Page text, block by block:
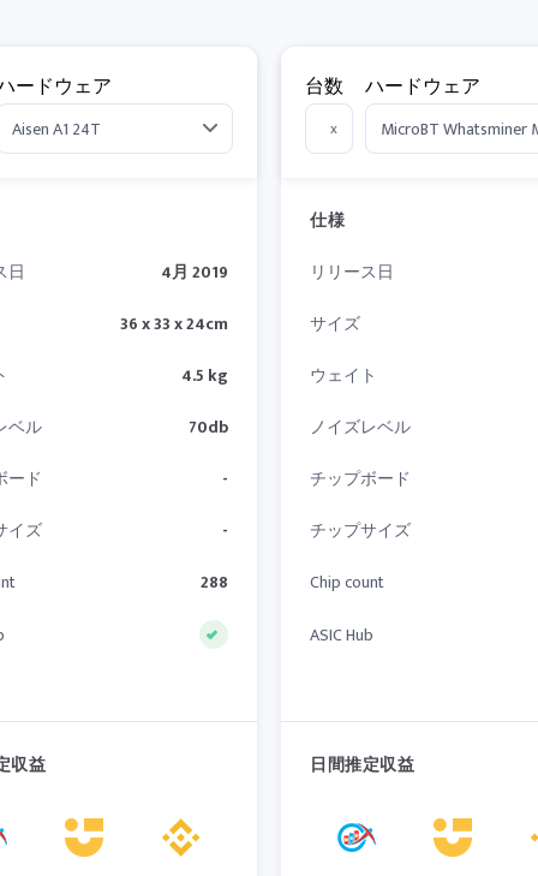
ードウェア
日
4月 2019
36 x 33 x 24cm
4.5 kg
ベル
70db
ード
-
イズ
-
288
収益
台数
x
ハードウェア
仕様
リリース日
サイズ
ウェイト
ノイズレベル
チップボード
チップサイズ
Chip count
ASIC Hub
日間推定収益